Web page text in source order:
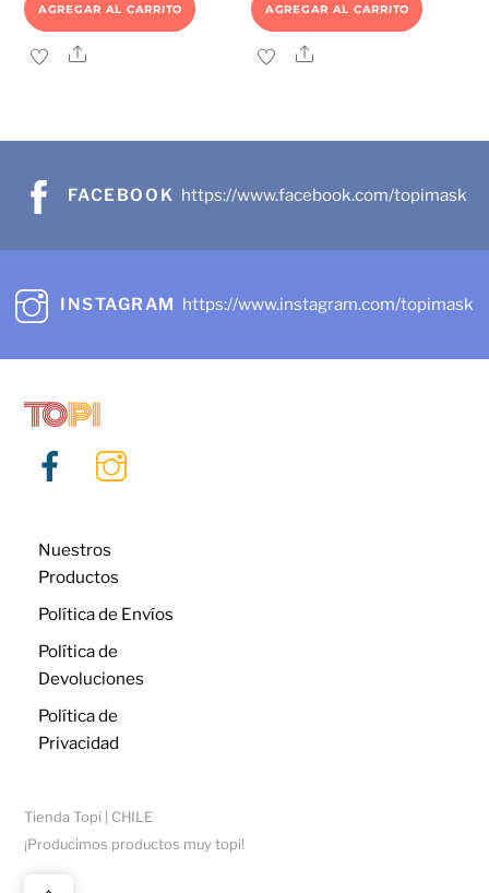
AGREGAR AL CARRITO
Share
AGREGAR AL CARRITO
Share
FACEBOOK https://www.facebook.com/topimask
INSTAGRAM https://www.instagram.com/topimask
Nuestros
Productos
Política de Envíos
Política de
Devoluciones
Política de
Privacidad
Tienda Topi | CHILE
¡Producimos productos muy topi!